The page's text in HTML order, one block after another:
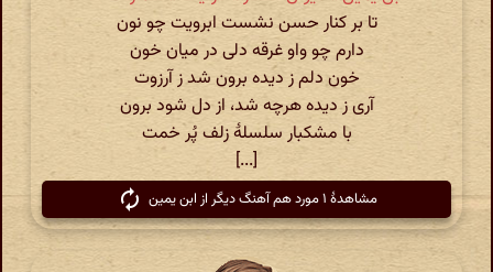
تا بر کنار حسن نشست ابرویت چو نون
دارم چو واو غرقه دلی در میان خون
خون دلم ز دیده برون شد ز آرزوت
آری ز دیده هرچه شد، از دل شود برون
با مشکبار سلسلهٔ زلف پُر خمت
[...]
مشاهدهٔ ۱ مورد هم آهنگ دیگر از ابن یمین